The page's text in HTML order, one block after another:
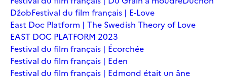
DžobFestival du film français | E-Love
East Doc Platform | The Swedish Theory of Love
EAST DOC PLATFORM 2023
Festival du film français | Écorchée
Festival du film français | Eden
Festival du film français | Edmond était un âne